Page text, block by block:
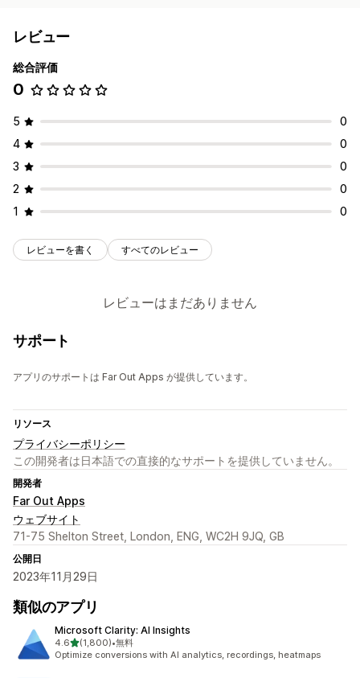
レビュー
総合評価
0
5
0
4
0
3
0
2
0
1
0
レビューを書く すべてのレビュー
レビューはまだありません
サポート
アプリのサポートは Far Out Apps が提供しています。
リソース
プライバシーポリシー
この開発者は日本語での直接的なサポートを提供していません。
開発者
Far Out Apps
ウェブサイト
71-75 Shelton Street, London, ENG, WC2H 9JQ, GB
公開日
2023年11月29日
類似のアプリ
Microsoft Clarity: AI Insights
4.65つ星中
(1,800)
合計レビュー数：1800件
•無料
Optimize conversions with AI analytics, recordings, heatmaps